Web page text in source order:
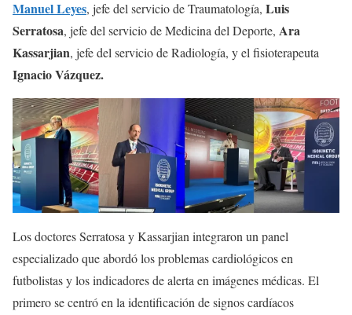
Manuel Leyes, jefe del servicio de Traumatología, Luis
Serratosa, jefe del servicio de Medicina del Deporte, Ara
Kassarjian, jefe del servicio de Radiología, y el fisioterapeuta
Ignacio Vázquez.
Los doctores Serratosa y Kassarjian integraron un panel
especializado que abordó los problemas cardiológicos en
futbolistas y los indicadores de alerta en imágenes médicas. El
primero se centró en la identificación de signos cardíacos